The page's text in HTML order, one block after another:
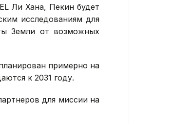
Ли Хана, Пекин будет
исследованиям для
Земли от возможных
примерно на
к 2031 году.
для миссии на